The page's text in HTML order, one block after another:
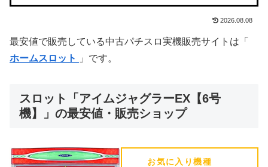
2026.08.08
最安値で販売している中古パチスロ実機販売サイトは「
ホームスロット
」です。
スロット「アイムジャグラーEX【6号
機】」の最安値・販売ショップ
お気に入り機種